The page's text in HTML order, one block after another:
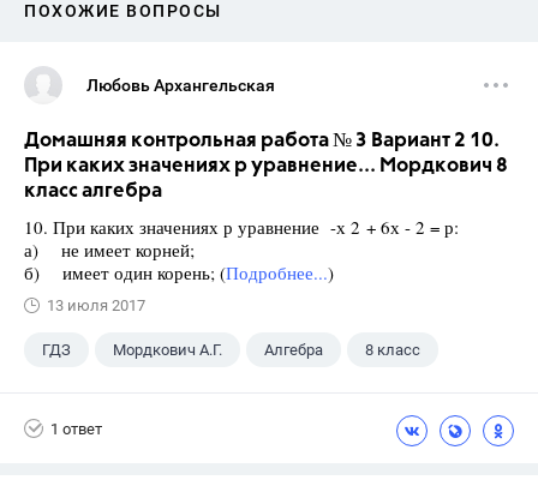
ПОХОЖИЕ ВОПРОСЫ
Любовь Архангельская
Домашняя контрольная работа № 3 Вариант 2 10.
При каких значениях р уравнение... Мордкович 8
класс алгебра
10. При каких значениях р уравнение -х 2 + 6х - 2 = р:
а) не имеет корней;
б) имеет один корень; (Подробнее...)
13 июля 2017
ГДЗ Мордкович А.Г. Алгебра 8 класс
1 ответ